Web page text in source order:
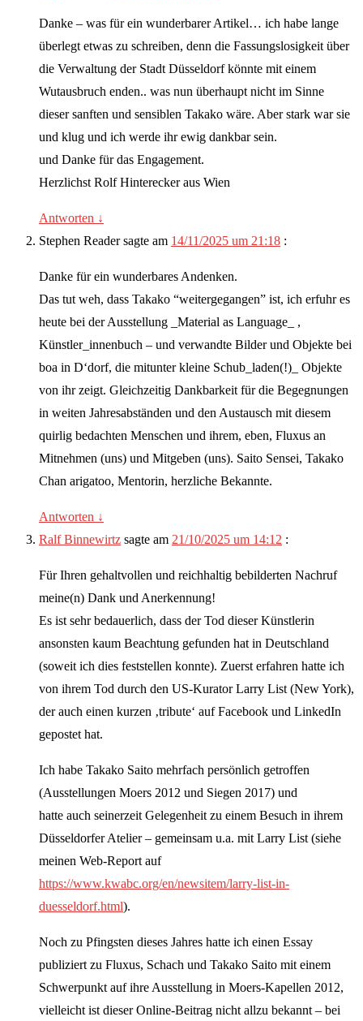
Danke – was für ein wunderbarer Artikel… ich habe lange
überlegt etwas zu schreiben, denn die Fassungslosigkeit über
die Verwaltung der Stadt Düsseldorf könnte mit einem
Wutausbruch enden.. was nun überhaupt nicht im Sinne
dieser sanften und sensiblen Takako wäre. Aber stark war sie
und klug und ich werde ihr ewig dankbar sein.
und Danke für das Engagement.
Herzlichst Rolf Hinterecker aus Wien
Antworten ↓
Stephen Readersagte am 14/11/2025 um 21:18 :
Danke für ein wunderbares Andenken.
Das tut weh, dass Takako “weitergegangen” ist, ich erfuhr es
heute bei der Ausstellung _Material as Language_ ,
Künstler_innenbuch – und verwandte Bilder und Objekte bei
boa in D‘dorf, die mitunter kleine Schub_laden(!)_ Objekte
von ihr zeigt. Gleichzeitig Dankbarkeit für die Begegnungen
in weiten Jahresabständen und den Austausch mit diesem
quirlig bedachten Menschen und ihrem, eben, Fluxus an
Mitnehmen (uns) und Mitgeben (uns). Saito Sensei, Takako
Chan arigatoo, Mentorin, herzliche Bekannte.
Antworten ↓
Ralf Binnewirtz sagte am 21/10/2025 um 14:12 :
Für Ihren gehaltvollen und reichhaltig bebilderten Nachruf
meine(n) Dank und Anerkennung!
Es ist sehr bedauerlich, dass der Tod dieser Künstlerin
ansonsten kaum Beachtung gefunden hat in Deutschland
(soweit ich dies feststellen konnte). Zuerst erfahren hatte ich
von ihrem Tod durch den US-Kurator Larry List (New York),
der auch einen kurzen ‚tribute‘ auf Facebook und LinkedIn
gepostet hat.
Ich habe Takako Saito mehrfach persönlich getroffen
(Ausstellungen Moers 2012 und Siegen 2017) und
hatte auch seinerzeit Gelegenheit zu einem Besuch in ihrem
Düsseldorfer Atelier – gemeinsam u.a. mit Larry List (siehe
meinen Web-Report auf
https://www.kwabc.org/en/newsitem/larry-list-in-
duesseldorf.html).
Noch zu Pfingsten dieses Jahres hatte ich einen Essay
publiziert zu Fluxus, Schach und Takako Saito mit einem
Schwerpunkt auf ihre Ausstellung in Moers-Kapellen 2012,
vielleicht ist dieser Online-Beitrag nicht allzu bekannt – bei